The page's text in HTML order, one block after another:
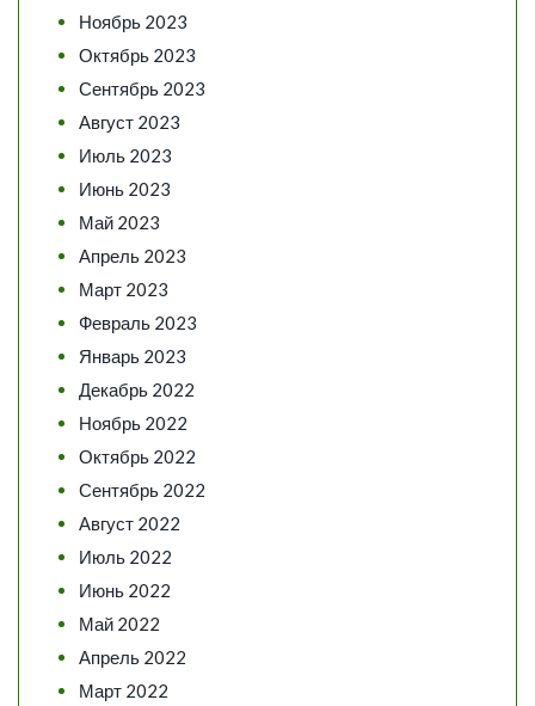
Ноябрь 2023
Октябрь 2023
Сентябрь 2023
Август 2023
Июль 2023
Июнь 2023
Май 2023
Апрель 2023
Март 2023
Февраль 2023
Январь 2023
Декабрь 2022
Ноябрь 2022
Октябрь 2022
Сентябрь 2022
Август 2022
Июль 2022
Июнь 2022
Май 2022
Апрель 2022
Март 2022